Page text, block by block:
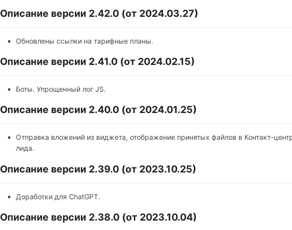
Описание версии 2.42.0 (от 2024.03.27)
Обновлены ссылки на тарифные планы.
Описание версии 2.41.0 (от 2024.02.15)
Боты. Упрощенный лог JS.
Описание версии 2.40.0 (от 2024.01.25)
Отправка вложений из виджета, отображение принятых файлов в Контакт-
лида.
Описание версии 2.39.0 (от 2023.10.25)
Доработки для ChatGPT.
Описание версии 2.38.0 (от 2023.10.04)